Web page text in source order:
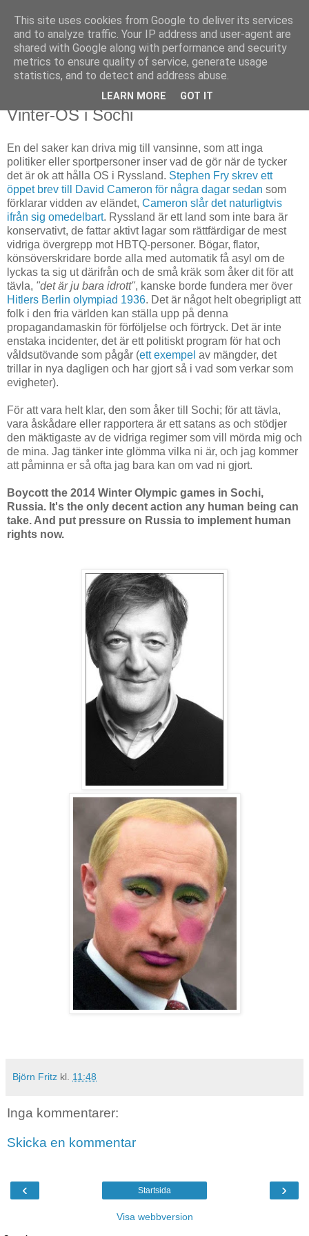
Björn Fritz
vad än som faller mig in
måndag, augusti 12, 2013
Vinter-OS i Sochi
En del saker kan driva mig till vansinne, som att inga
politiker eller sportpersoner inser vad de gör när de tycker
det är ok att hålla OS i Ryssland. Stephen Fry skrev ett
öppet brev till David Cameron för några dagar sedan som
förklarar vidden av eländet, Cameron slår det naturligtvis
ifrån sig omedelbart. Ryssland är ett land som inte bara är
konservativt, de fattar aktivt lagar som rättfärdigar de mest
vidriga övergrepp mot HBTQ-personer. Bögar, flator,
könsöverskridare borde alla med automatik få asyl om de
lyckas ta sig ut därifrån och de små kräk som åker dit för att
tävla, "det är ju bara idrott", kanske borde fundera mer över
Hitlers Berlin olympiad 1936. Det är något helt obegripligt att
folk i den fria världen kan ställa upp på denna
propagandamaskin för förföljelse och förtryck. Det är inte
enstaka incidenter, det är ett politiskt program för hat och
våldsutövande som pågår (ett exempel av mängder, det
trillar in nya dagligen och har gjort så i vad som verkar som
evigheter).
För att vara helt klar, den som åker till Sochi; för att tävla,
vara åskådare eller rapportera är ett satans as och stödjer
den mäktigaste av de vidriga regimer som vill mörda mig och
de mina. Jag tänker inte glömma vilka ni är, och jag kommer
att påminna er så ofta jag bara kan om vad ni gjort.
Boycott the 2014 Winter Olympic games in Sochi,
Russia. It's the only decent action any human being can
take. And put pressure on Russia to implement human
rights now.
Björn Fritz kl. 11:48
Inga kommentarer:
Skicka en kommentar
‹ ›
Startsida
Visa webbversion
This site uses cookies from Google to deliver its services
and to analyze traffic. Your IP address and user-agent are
shared with Google along with performance and security
metrics to ensure quality of service, generate usage
statistics, and to detect and address abuse.
LEARN MORE GOT IT